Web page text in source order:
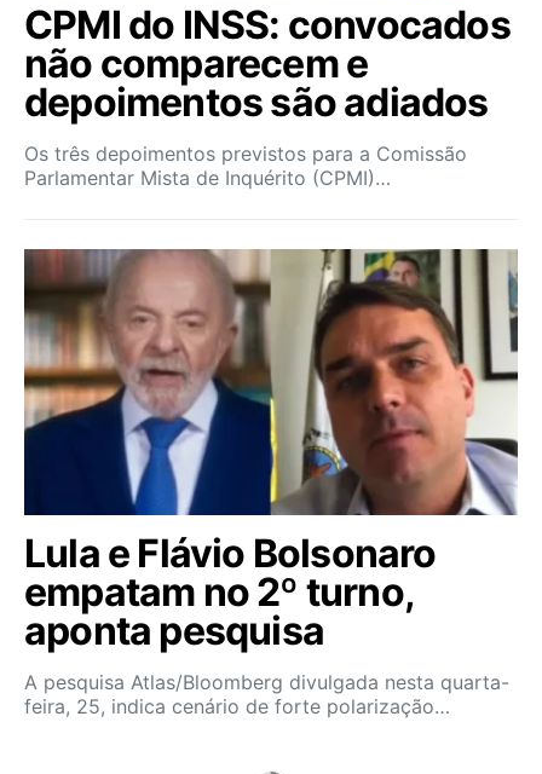
CPMI do INSS: convocados
não comparecem e
depoimentos são adiados
Os três depoimentos previstos para a Comissão
Parlamentar Mista de Inquérito (CPMI)…
Lula e Flávio Bolsonaro
empatam no 2º turno,
aponta pesquisa
A pesquisa Atlas/Bloomberg divulgada nesta quarta-
feira, 25, indica cenário de forte polarização…